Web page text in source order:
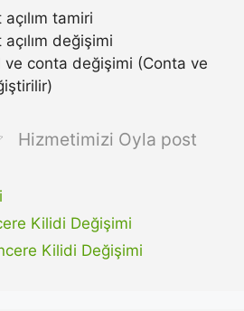
tamiri
değişimi
ve conta değişimi (Conta ve
Hizmetimizi Oyla post
Kilidi Değişimi
Kilidi Değişimi